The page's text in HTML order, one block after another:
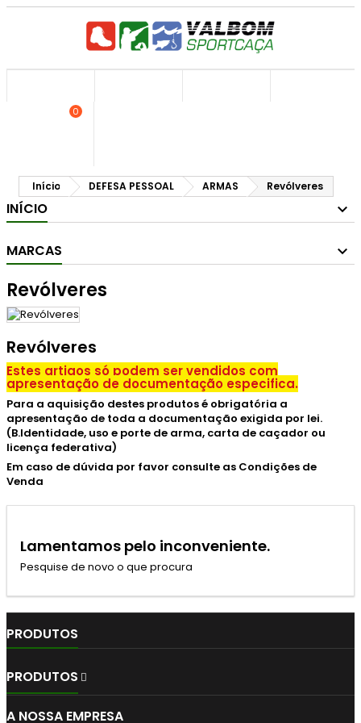
shopping_cart
0
Início DEFESA PESSOAL ARMAS Revólveres
INÍCIO
MARCAS
Revólveres
Revólveres
Estes artigos só podem ser vendidos com
apresentação de documentação especifica.
Para a aquisição destes produtos é obrigatória a
apresentação de toda a documentação exigida por lei.
(B.Identidade, uso e porte de arma, carta de caçador ou
licença federativa)
Em caso de dúvida por favor consulte as Condições de
Venda
Lamentamos pelo inconveniente.
Pesquise de novo o que procura
PRODUTOS
PRODUTOS 
A NOSSA EMPRESA